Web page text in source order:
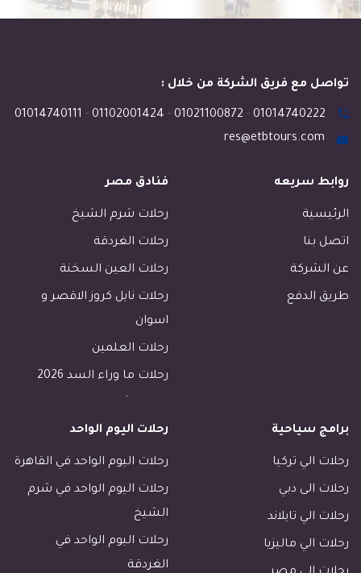
تواصل مع فريق الشركة من خلال :
01014740222
-
01021100872
-
01102001424
-
01014740111
res@etbtours.com
روابط سريعه
الرئيسية
اتصل بنا
عن الشركة
طريق الدفع
فنادق مصر
رحلات شرم الشيخ
رحلات الغردقة
رحلات العين السخنة
رحلات نايل كروز الاقصر و
اسوان
رحلات العلمين
رحلات ما وراء السد 2026
رحلات طابا
رحلات دهب
فنادق القاهرة
فنادق الاقصر
فنادق اسوان
رحلات مرسى مطروح
برامج سياحية
رحلات الي تركيا
رحلات الى دبي
رحلات الي تايلاند
رحلات الي ماليزيا
رحلات اليوم الواحد
رحلات اليوم الواحد في القاهرة
رحلات اليوم الواحد في شرم
الشيخ
رحلات اليوم الواحد في
الغردقة